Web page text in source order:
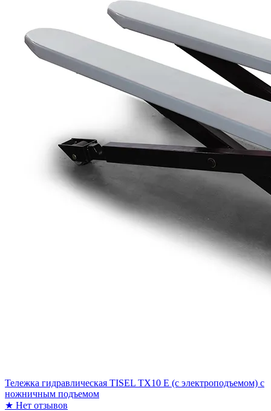
Тележка гидравлическая TISEL TX10 E (с электроподъемом) c
ножничным подъемом
★ Нет отзывов